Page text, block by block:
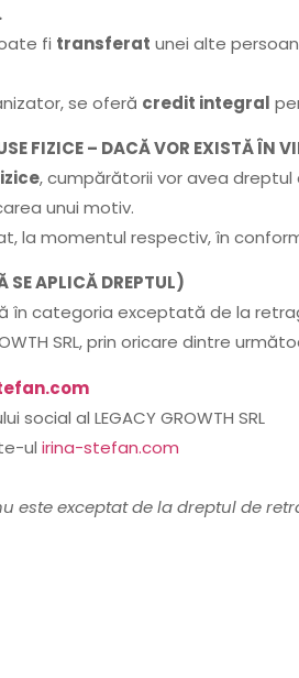
fi transferat unei alte
se oferă credit integral
FIZICE – DACĂ VOR EXISTĂ ÎN
, cumpărătorii vor avea
unui motiv.
la momentul respectiv, în
SE APLICĂ DREPTUL)
în categoria exceptată de la
SRL, prin oricare dintre
social al LEGACY GROWTH SRL
ul irina-stefan.com
este exceptat de la dreptul de